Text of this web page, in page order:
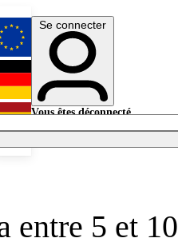
English
Deutsch
Se connecter
Vous êtes déconnecté.
entre 5 et 10